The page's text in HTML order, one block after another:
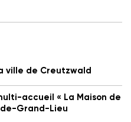
ville de Creutzwald
accueil « La Maison de
Grand-Lieu